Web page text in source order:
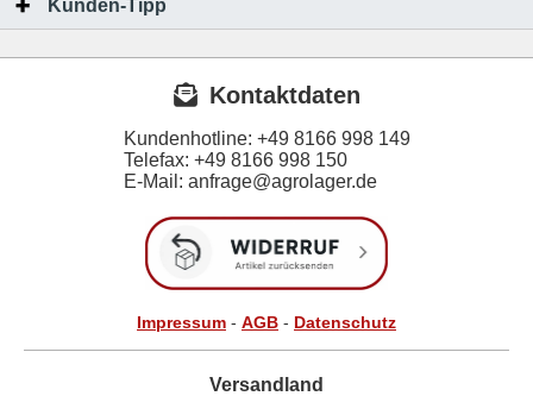
Kunden-Tipp
Kontaktdaten
Kundenhotline: +49 8166 998 149
Telefax: +49 8166 998 150
E-Mail: anfrage@agrolager.de
Impressum - AGB - Datenschutz
Versandland